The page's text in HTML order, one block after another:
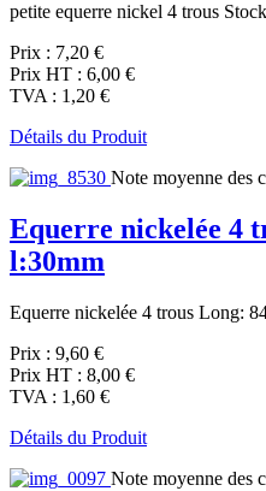
petite equerre nickel 4 trous
Prix : 7,20 €
Prix HT : 6,00 €
TVA : 1,20 €
Détails du Produit
Note moyenne des
Equerre nickelée 4
l:30mm
Equerre nickelée 4 trous Long:
Prix : 9,60 €
Prix HT : 8,00 €
TVA : 1,60 €
Détails du Produit
Note moyenne des